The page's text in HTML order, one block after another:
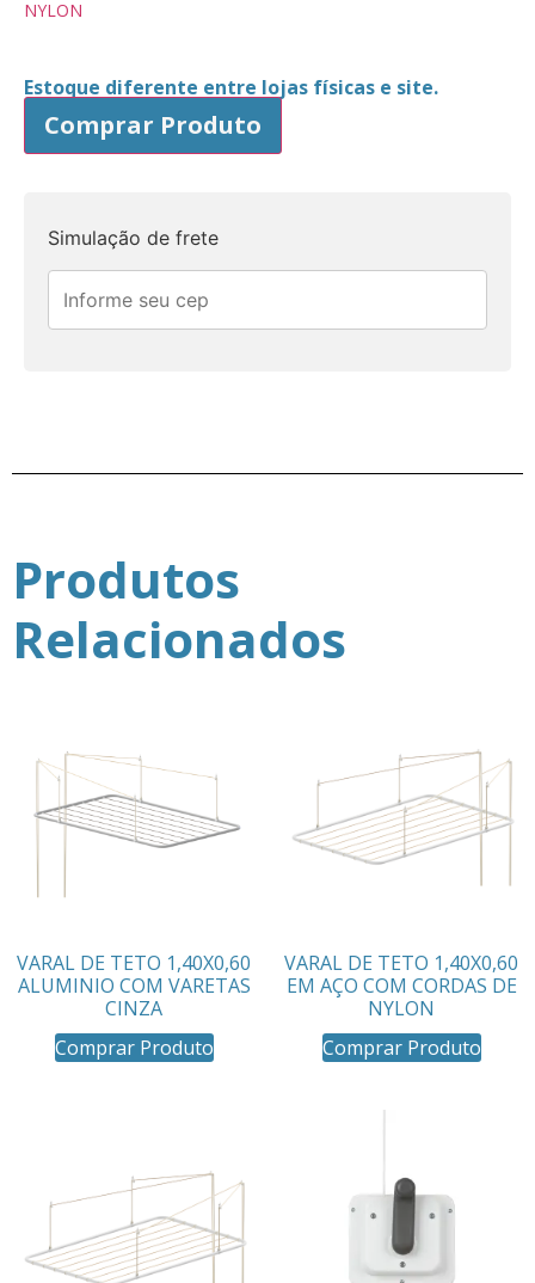
NYLON
Estoque diferente entre lojas físicas e site.
Comprar Produto
Simulação de frete
Produtos
Relacionados
VARAL DE TETO 1,40X0,60
ALUMINIO COM VARETAS
CINZA
Comprar Produto
VARAL DE TETO 1,40X0,60
EM AÇO COM CORDAS DE
NYLON
Comprar Produto